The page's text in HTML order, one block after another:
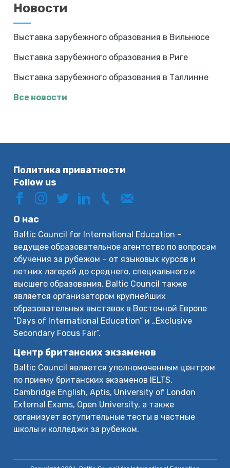
Новости
Выставка зарубежного образования в Вильнюсе
Выставка зарубежного образования в Риге
Выставка зарубежного образования в Таллинне
Все новости
Политика приватности
Follow us
О нас
Baltic Council for International Education –
ведущее образовательное агентство по вопросам
обучения за рубежом – от языковых курсов и
летних лагерей до среднего, специального и
высшего образования. Baltic Council также
является организатором крупнейших
образовательных выставок в Восточной Европе
“Days of International Education” и „Exclusive
Secondary Focus Fair”.
Центр британских экзаменов
Baltic Council является уполномоченным центром
по приему британских экзаменов IELTS,
Cambridge English, Aptis, University of London
External Exams, Open University, а также
организует вступительные тесты в частные
школы и колледжи за рубежом.